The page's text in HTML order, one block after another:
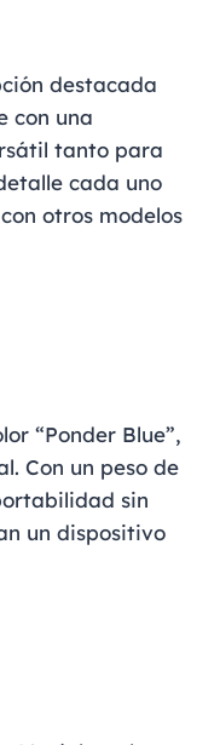
destacada
con una
tanto para
cada uno
otros modelos
“Ponder Blue”,
Con un peso de
sin
un dispositivo